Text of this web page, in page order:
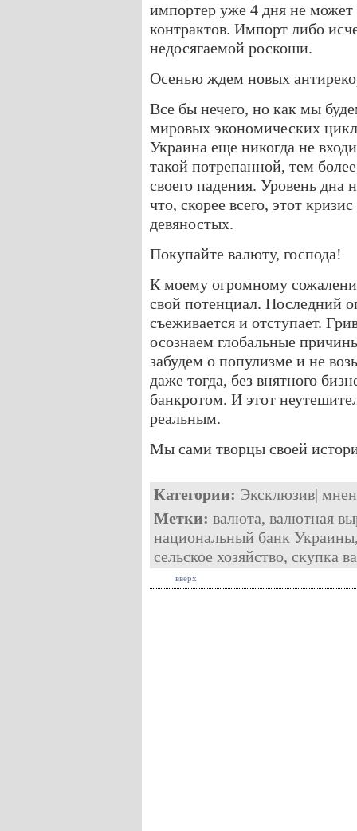
импортер уже 4 дня не
контрактов. Импорт либо
недосягаемой роскоши.
Осенью ждем новых
Все бы нечего, но как мы
мировых экономических
Украина еще никогда не
такой потрепанной, тем
своего падения. Уровень дна
что, скорее всего, этот
девяностых.
Покупайте валюту, господа!
К моему огромному
свой потенциал. Последний
съеживается и отступает.
осознаем глобальные
забудем о популизме и не
даже тогда, без внятного
банкротом. И этот
реальным.
Мы сами творцы своей
Категории: Эксклюзив|
Метки: валюта, валютная
национальный банк Украины
сельское хозяйство, скупка
вверх